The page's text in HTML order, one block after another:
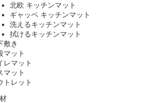
北欧 キッチンマット
ギャッベ キッチンマット
洗えるキッチンマット
拭けるキッチンマット
敷き
マット
レマット
マット
トレット